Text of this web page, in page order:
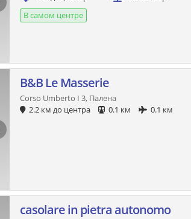
В самом центре
B&B Le Masserie
Corso Umberto I 3, Палена
2.2 км до центра
0.1 км 0.1 км
casolare in pietra autonomo